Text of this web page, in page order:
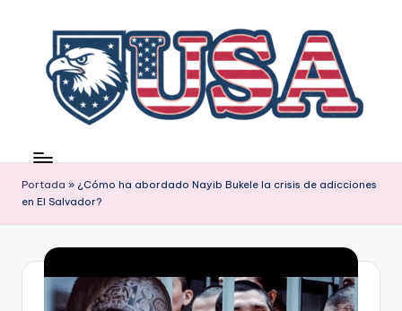
contenido
Portada » ¿Cómo ha abordado Nayib Bukele la crisis de adicciones
en El Salvador?